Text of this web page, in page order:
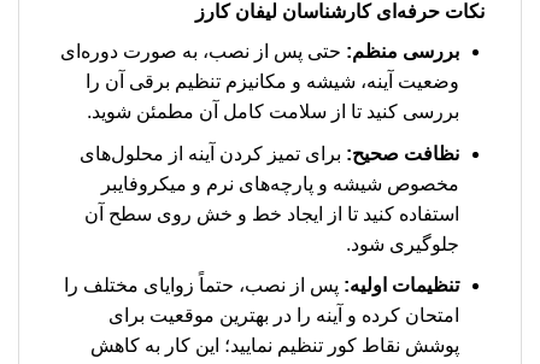
نکات حرفه‌ای کارشناسان لیفان کارز
بررسی منظم: حتی پس از نصب، به صورت دوره‌ای
وضعیت آینه، شیشه و مکانیزم تنظیم برقی آن را
بررسی کنید تا از سلامت کامل آن مطمئن شوید.
نظافت صحیح: برای تمیز کردن آینه از محلول‌های
مخصوص شیشه و پارچه‌های نرم و میکروفایبر
استفاده کنید تا از ایجاد خط و خش روی سطح آن
جلوگیری شود.
تنظیمات اولیه: پس از نصب، حتماً زوایای مختلف را
امتحان کرده و آینه را در بهترین موقعیت برای
پوشش نقاط کور تنظیم نمایید؛ این کار به کاهش